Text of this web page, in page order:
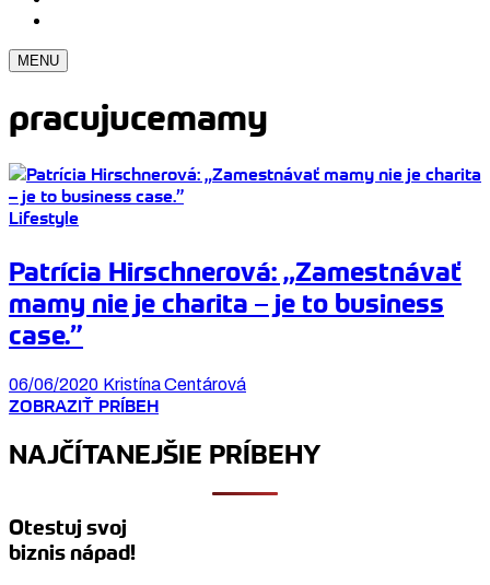
MENU
pracujucemamy
Lifestyle
Patrícia Hirschnerová: „Zamestnávať
mamy nie je charita – je to business
case.”
06/06/2020 Kristína Centárová
ZOBRAZIŤ PRÍBEH
NAJČÍTANEJŠIE PRÍBEHY
Otestuj svoj
biznis nápad!